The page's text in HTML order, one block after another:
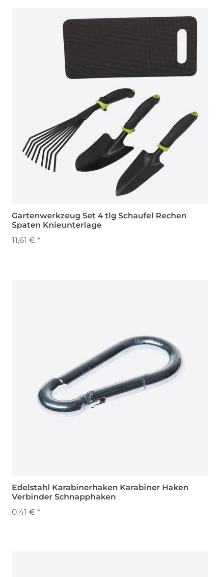
Gartenwerkzeug Set 4 tlg Schaufel Rechen
Spaten Knieunterlage
11,61 € *
Edelstahl Karabinerhaken Karabiner Haken
Verbinder Schnapphaken
0,41 € *